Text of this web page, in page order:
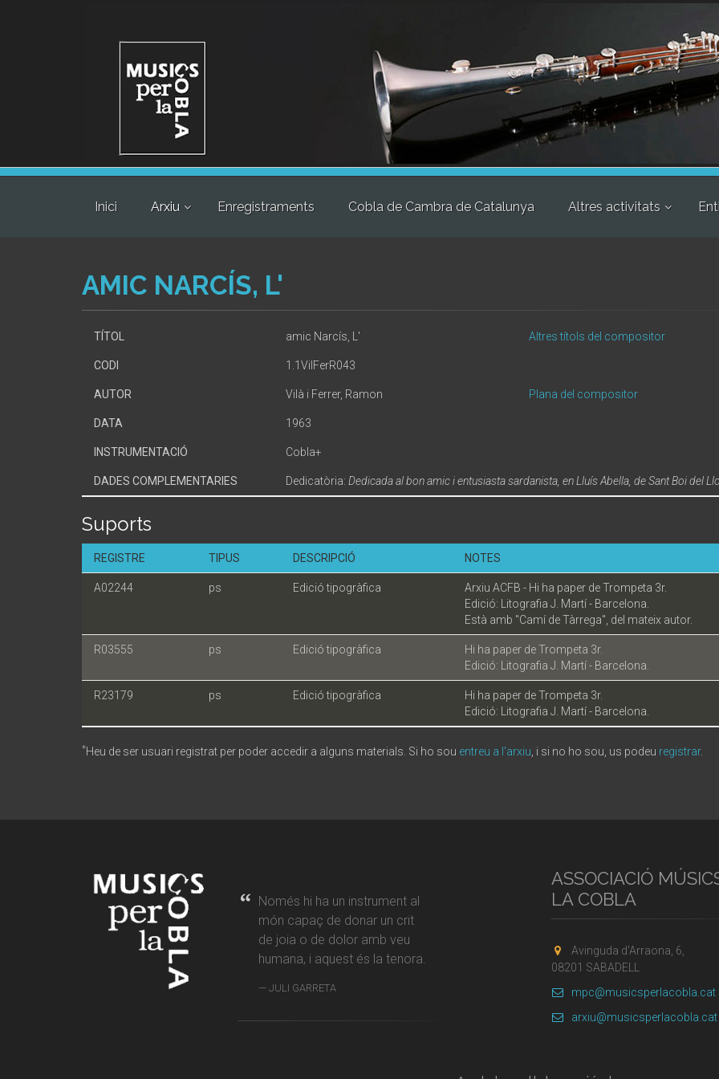
Inici Arxiu Enregistraments Cobla de Cambra de Catalunya Altres activitats
AMIC NARCÍS, L'
TÍTOL amic Narcís, L' Altres títols del compositor
CODI 1.1VilFerR043
AUTOR Vilà i Ferrer, Ramon Plana del compositor
DATA 1963
INSTRUMENTACIÓ Cobla+
DADES COMPLEMENTARIES Dedicatòria: Dedicada al bon amic i entusiasta sardanista, en Lluís Abella, de Sant Boi del
Suports
REGISTRE TIPUS DESCRIPCIÓ NOTES
A02244 ps Edició tipogràfica
Arxiu ACFB - Hi ha paper de Trompeta 3r.
Edició: Litografia J. Martí - Barcelona.
Està amb "Camí de Tàrrega", del mateix autor.
R03555 ps Edició tipogràfica
Hi ha paper de Trompeta 3r.
Edició: Litografia J. Martí - Barcelona.
R23179 ps Edició tipogràfica
Hi ha paper de Trompeta 3r.
Edició: Litografia J. Martí - Barcelona.
*Heu de ser usuari registrat per poder accedir a alguns materials. Si ho sou entreu a l'arxiu , i si no ho sou, us podeu registrar.
Només hi ha un instrument al
món capaç de donar un crit
de joia o de dolor amb veu
humana, i aquest és la tenora.
JULI GARRETA
ASSOCIACIÓ
LA COBLA
Avinguda d'Arraona, 6,
08201 SABADELL
mpc@musicsperlacobla.cat
arxiu@musicsperlacobla.cat